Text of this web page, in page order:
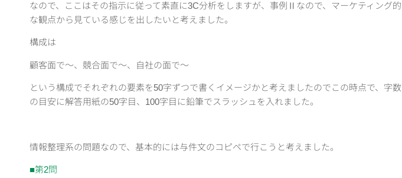
なので、ここはその指示に従って素直に3C分析をしますが、事例Ⅱなので、マーケティング的
な観点から見ている感じを出したいと考えました。
構成は
顧客面で～、競合面で～、自社の面で～
という構成でそれぞれの要素を50字ずつで書くイメージかと考えましたのでこの時点で、字数
の目安に解答用紙の50字目、100字目に鉛筆でスラッシュを入れました。
情報整理系の問題なので、基本的には与件文のコピペで行こうと考えました。
■第2問